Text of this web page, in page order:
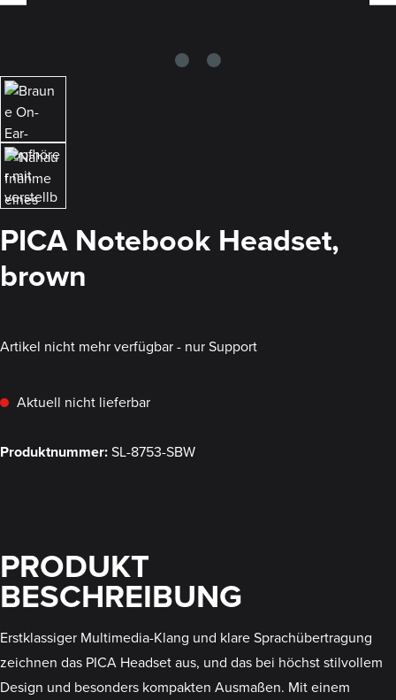
PICA Notebook Headset,
brown
Artikel nicht mehr verfügbar - nur Support
Aktuell nicht lieferbar
Produktnummer:SL-8753-SBW
PRODUKT
BESCHREIBUNG
Erstklassiger Multimedia-Klang und klare Sprachübertragung
zeichnen das PICA Headset aus, und das bei höchst stilvollem
Design und besonders kompakten Ausmaßen. Mit einem